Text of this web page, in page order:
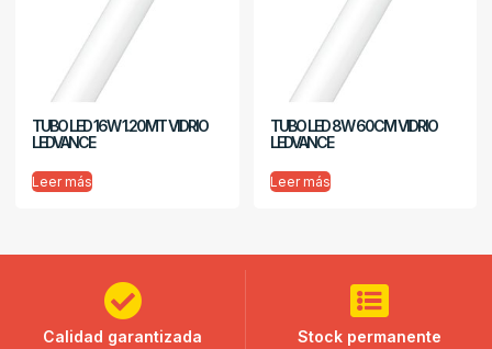
TUBO LED 16W 1.20MT VIDRIO
LEDVANCE
Leer más
TUBO LED 8W 60CM VIDRIO
LEDVANCE
Leer más
Calidad garantizada Stock permanente